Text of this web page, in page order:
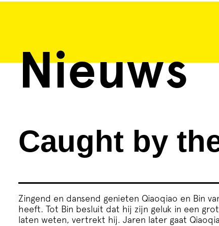
Nieuws
Caught by
Zingend en dansend genieten Qiaoqiao en Bin
heeft. Tot Bin besluit dat hij zijn geluk in een
laten weten, vertrekt hij. Jaren later gaat